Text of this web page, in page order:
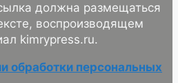
должна размещаться
воспроизводящем
kimrypress.ru.
обработки персональных